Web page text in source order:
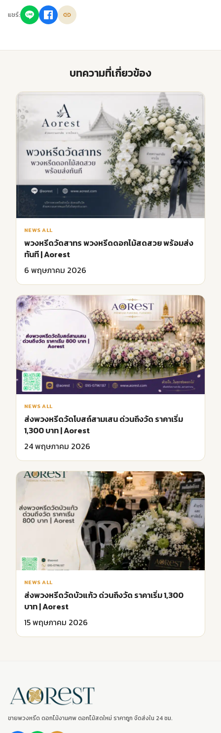
แชร์:
บทความที่เกี่ยวข้อง
NEWS ALL
พวงหรีดวัดสาทร พวงหรีดดอกไม้สดสวย พร้อมส่ง
ทันที | Aorest
6 พฤษภาคม 2026
NEWS ALL
ส่งพวงหรีดวัดโบสถ์สามเสน ด่วนถึงวัด ราคาเริ่ม
1,300 บาท | Aorest
24 พฤษภาคม 2026
NEWS ALL
ส่งพวงหรีดวัดบัวแก้ว ด่วนถึงวัด ราคาเริ่ม 1,300
บาท | Aorest
15 พฤษภาคม 2026
ขายพวงหรีด ดอกไม้งานศพ ดอกไม้สดใหม่ ราคาถูก จัดส่งใน 24 ชม.